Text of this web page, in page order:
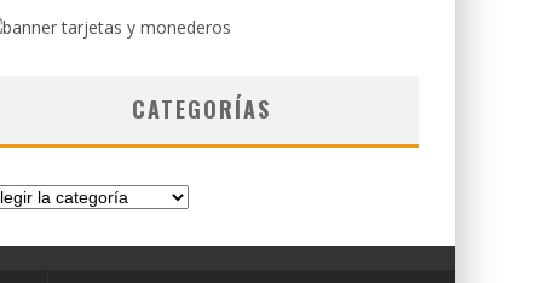
CATEGORÍAS